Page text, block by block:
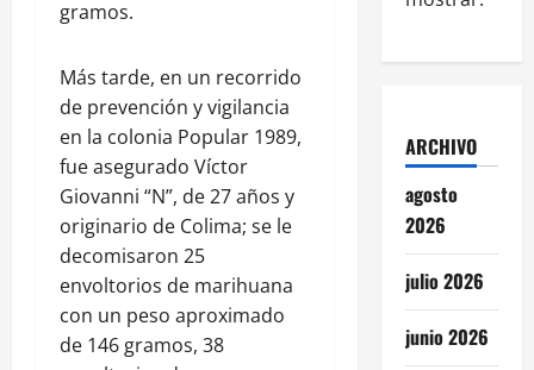
gramos.
Más tarde, en un recorrido
de prevención y vigilancia
en la colonia Popular 1989,
fue asegurado Víctor
Giovanni “N”, de 27 años y
originario de Colima; se le
decomisaron 25
envoltorios de marihuana
con un peso aproximado
de 146 gramos, 38
ARCHIVO
agosto
2026
julio 2026
junio 2026